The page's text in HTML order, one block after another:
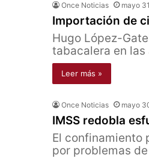
Once Noticias mayo
Importación de
Hugo López-
tabacalera en
Leer más »
Once Noticias mayo
IMSS redobla
El confinamiento
por problemas